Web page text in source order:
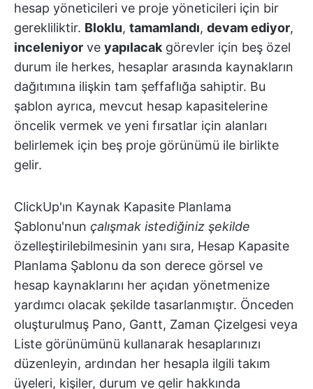
hesap yöneticileri ve proje yöneticileri için bir
gerekliliktir. Bloklu, tamamlandı, devam ediyor,
inceleniyor ve yapılacakgörevler için beş özel
durum ile herkes, hesaplar arasında kaynakların
dağıtımına ilişkin tam şeffaflığa sahiptir. Bu
şablon ayrıca, mevcut hesap kapasitelerine
öncelik vermek ve yeni fırsatlar için alanları
belirlemek için beş proje görünümü ile birlikte
gelir.
ClickUp'ın Kaynak Kapasite Planlama
Şablonu'nun çalışmak istediğiniz şekilde
özelleştirilebilmesinin yanı sıra, Hesap Kapasite
Planlama Şablonu da son derece görsel ve
hesap kaynaklarını her açıdan yönetmenize
yardımcı olacak şekilde tasarlanmıştır. Önceden
oluşturulmuş Pano, Gantt, Zaman Çizelgesi veya
Liste görünümünü kullanarak hesaplarınızı
düzenleyin, ardından her hesapla ilgili takım
üyeleri, kişiler, durum ve gelir hakkında